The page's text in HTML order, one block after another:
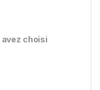
avez choisi